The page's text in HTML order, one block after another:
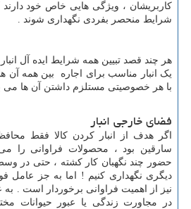
کاربریشان ، ویژگی هایی خاص خود
شرایط منحصر بفردی نگهداری شوند .
هر چند قصد تبیین همه شرایط ایده آل
یک انبار مناسب برای اجاره بین همه آن
با هر خصوصیتی مستلزم داشتن آن ها می
فضای خارجی انبار
اگر هدف از انبار کردن کالا فقط
سارقین بود ، محصولات فراوانی را می
حضور چند نگهبان کار کشته ، حتی در وسط
دیگری نگهداری کنیم ! اما به جز
نیز از اهمیت فراوانی برخوردار است . به
در مجاورت زندگی یا عبور حیوانات